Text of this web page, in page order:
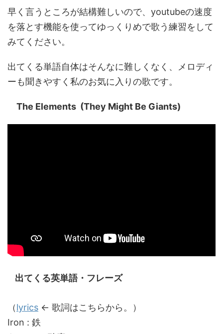
早く言うところが結構難しいので、youtubeの速度
を落とす機能を使ってゆっくりめで歌う練習をして
みてください。
出てくる単語自体はそんなに難しくなく、メロディ
ーも聞きやすく私のお気に入りの歌です。
The Elements (They Might Be Giants)
出てくる英単語・フレーズ
（lyrics ← 歌詞はこちらから。）
Iron : 鉄